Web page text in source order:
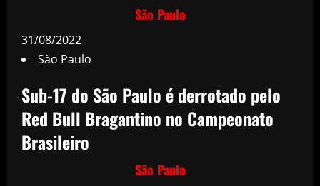
São Paulo
31/08/2022
São Paulo
Sub-17 do São Paulo é derrotado pelo
Red Bull Bragantino no Campeonato
Brasileiro
São Paulo